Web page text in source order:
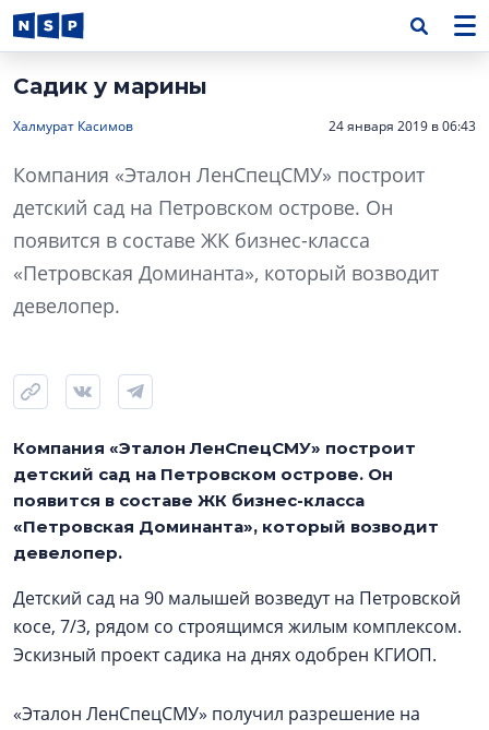
Садик у марины
Халмурат Касимов 24 января 2019 в 06:43
Компания «Эталон ЛенСпецСМУ» построит
детский сад на Петровском острове. Он
появится в составе ЖК бизнес-класса
«Петровская Доминанта», который возводит
девелопер.
Компания «Эталон ЛенСпецСМУ» построит
детский сад на Петровском острове. Он
появится в составе ЖК бизнес-класса
«Петровская Доминанта», который возводит
девелопер.
Детский сад на 90 малышей возведут на Петровской
косе, 7/3, рядом со строящимся жилым комплексом.
Эскизный проект садика на днях одобрен КГИОП.
«Эталон ЛенСпецСМУ» получил разрешение на